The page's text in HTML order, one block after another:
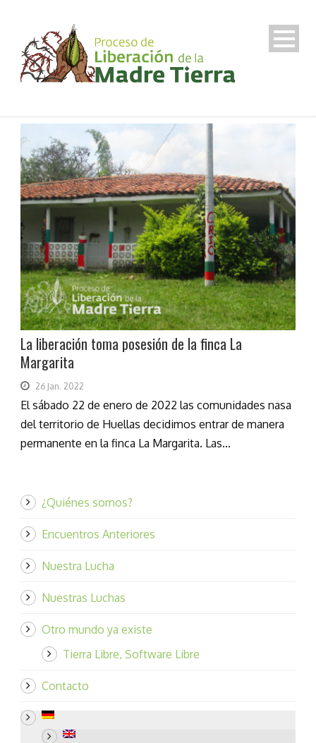
La liberación toma posesión de la finca La
Margarita
26 Jan. 2022
El sábado 22 de enero de 2022 las comunidades nasa
del territorio de Huellas decidimos entrar de manera
permanente en la finca La Margarita. Las...
¿Quiénes somos?
Encuentros Anteriores
Nuestra Lucha
Nuestras Luchas
Otro mundo ya existe
Tierra Libre, Software Libre
Contacto